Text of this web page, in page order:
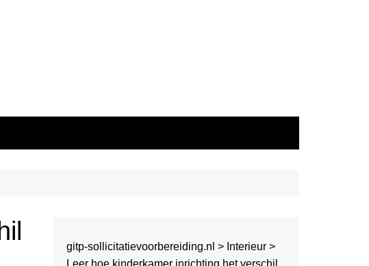
gitp-sollicitatievoorbereiding.nl > Interieur >
Leer hoe kinderkamer inrichting het verschil